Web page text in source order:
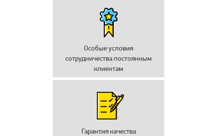
Особые условия
сотрудничества постоянным
клиентам
Гарантия качества